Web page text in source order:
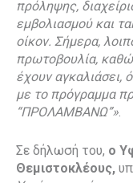
πρόληψης,
εμβολιασμού και
οίκον. Σήμερα,
πρωτοβουλία,
έχουν αγκαλιάσει,
με το πρόγραμμα
“ΠΡΟΛΑΜΒΑΝΩ”».
Σε δήλωσή του, ο
Θεμιστοκλέους,